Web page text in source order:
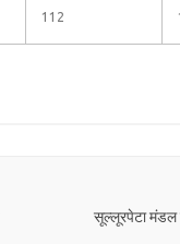
112
सूल्लूरपेटा मंडल